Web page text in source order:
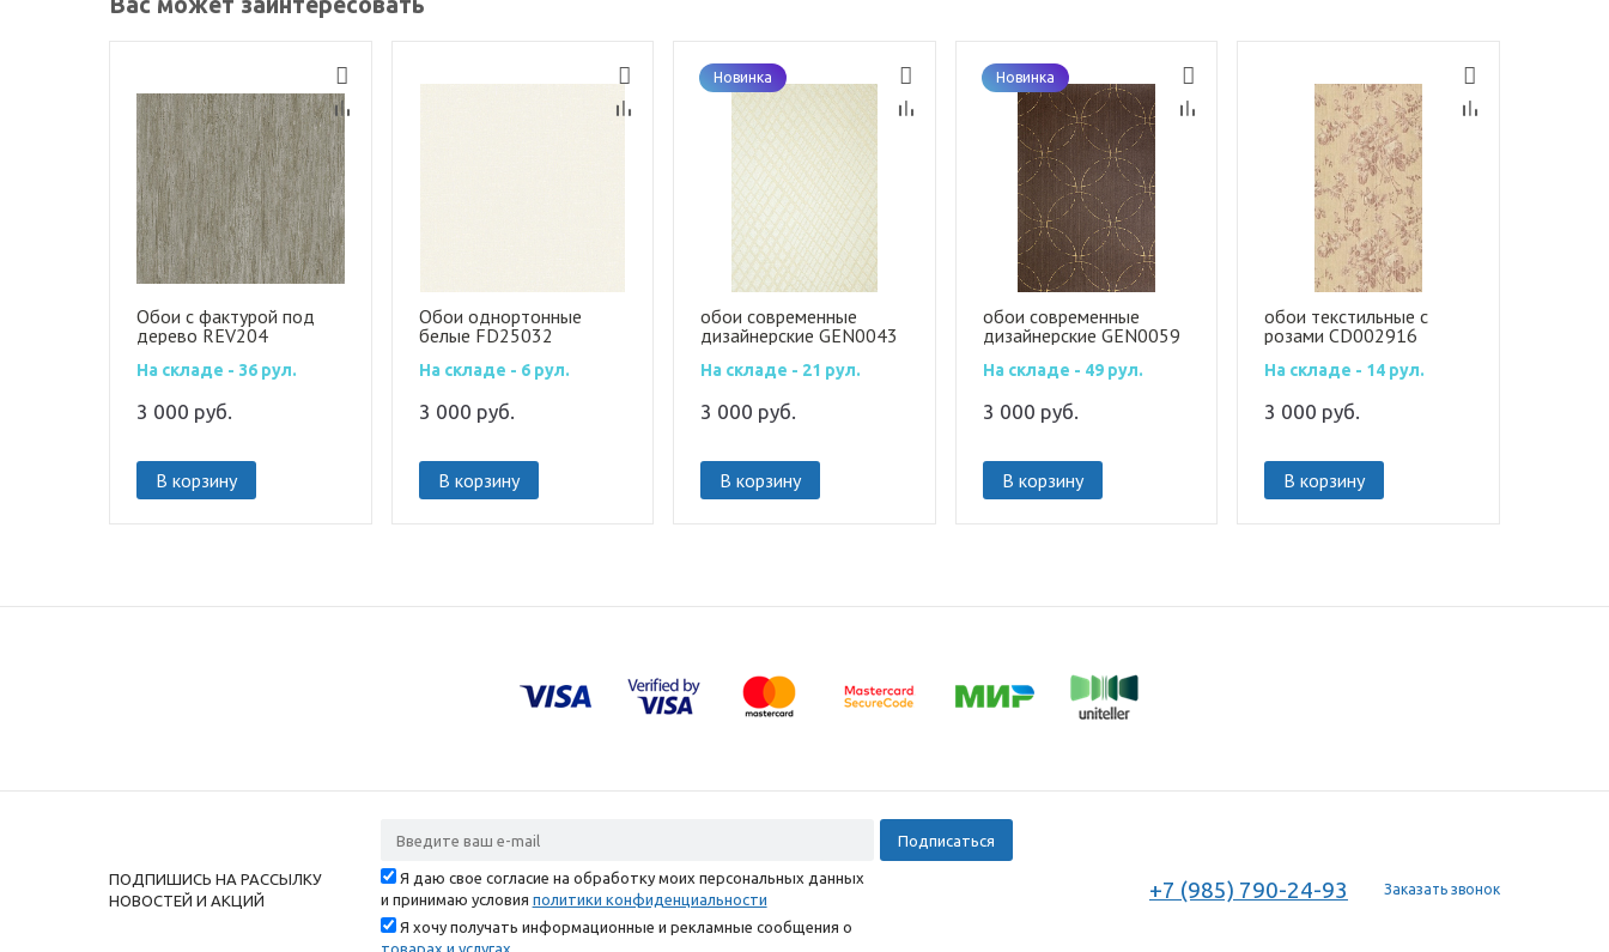
Обои с фактурой под
дерево REV204
На складе - 36 рул.
3 000 руб.
В корзину
Обои однортонные
белые FD25032
На складе - 6 рул.
3 000 руб.
В корзину
Новинка
обои современные
дизайнерские GEN0043
На складе - 21 рул.
3 000 руб.
В корзину
Новинка
обои современные
дизайнерские GEN0059
На складе - 49 рул.
3 000 руб.
В корзину
обои текстильные с
розами CD002916
На складе - 14 рул.
3 000 руб.
В корзину
ПОДПИШИСЬ НА РАССЫЛКУ
НОВОСТЕЙ И АКЦИЙ
Я даю свое согласие на обработку моих персональных данных
и принимаю условия политики конфиденциальности
Я хочу получать информационные и рекламные сообщения о
товарах и услугах
+7 (985) 790-24-93 Заказать звонок